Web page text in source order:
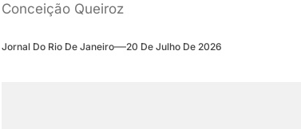
Conceição Queiroz
Jornal Do Rio De Janeiro 20 De Julho De 2026